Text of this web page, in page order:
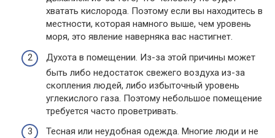
хватать кислорода. Поэтому если вы находитесь в
местности, которая намного выше, чем уровень
моря, это явление наверняка вас настигнет.
Духота в помещении. Из-за этой причины может
быть либо недостаток свежего воздуха из-за
скопления людей, либо избыточный уровень
углекислого газа. Поэтому небольшое помещение
требуется часто проветривать.
Тесная или неудобная одежда. Многие люди и не